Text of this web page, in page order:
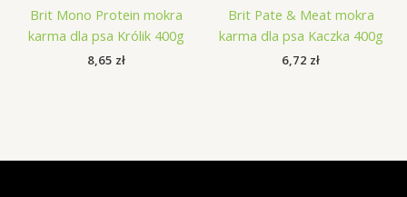
Brit Mono Protein mokra
karma dla psa Królik 400g
8,65 zł
Brit Pate & Meat mokra
karma dla psa Kaczka 400g
6,72 zł